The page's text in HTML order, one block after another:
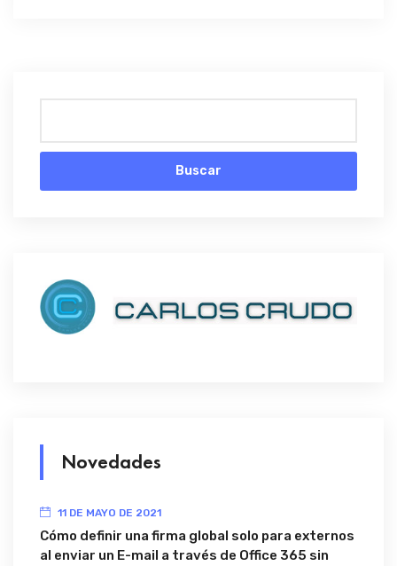
Buscar
Novedades
11 DE MAYO DE 2021
Cómo definir una firma global solo para externos
al enviar un E-mail a través de Office 365 sin